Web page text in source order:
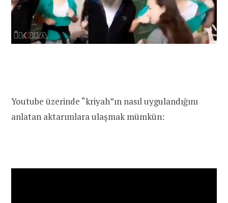
Youtube üzerinde “kriyah”ın nasıl uygulandığını
anlatan aktarımlara ulaşmak mümkün: